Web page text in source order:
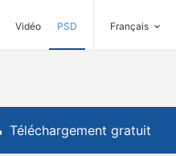
Vidéo PSD Français
Téléchargement gratuit